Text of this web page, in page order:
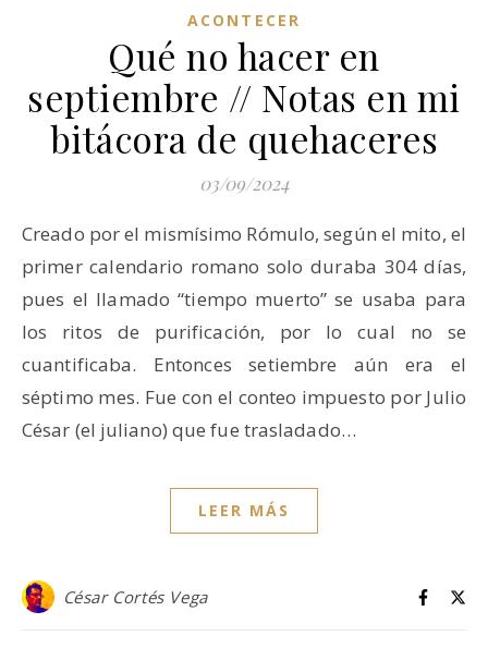
ACONTECER
Qué no hacer en
septiembre // Notas en mi
bitácora de quehaceres
03/09/2024
Creado por el mismísimo Rómulo, según el mito, el
primer calendario romano solo duraba 304 días,
pues el llamado “tiempo muerto” se usaba para
los ritos de purificación, por lo cual no se
cuantificaba. Entonces setiembre aún era el
séptimo mes. Fue con el conteo impuesto por Julio
César (el juliano) que fue trasladado…
LEER MÁS
César Cortés Vega